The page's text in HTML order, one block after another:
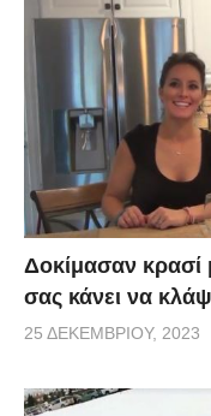
Δοκίμασαν κρασί
σας κάνει να
25 ΔΕΚΕΜΒΡΊΟΥ, 2023